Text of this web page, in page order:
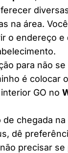
na área.
o endereço e
para não
é colocar
GO no
de chegada
dê
precisar